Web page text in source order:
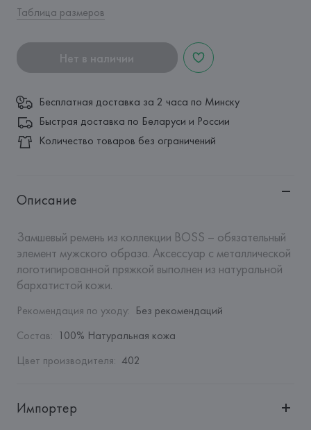
Таблица размеров
Нет в наличии
Бесплатная доставка за 2 часа по Минску
Быстрая доставка по Беларуси и России
Количество товаров без ограничений
Описание
Замшевый ремень из коллекции BOSS – обязательный
элемент мужского образа. Аксессуар с металлической
логотипированной пряжкой выполнен из натуральной
бархатистой кожи.
Рекомендация по уходу: Без рекомендаций
Состав: 100% Натуральная кожа
Цвет производителя: 402
Импортер